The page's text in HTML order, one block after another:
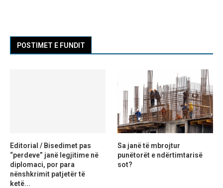
POSTIMET E FUNDIT
Editorial / Bisedimet pas
“perdeve” janë legjitime në
diplomaci, por para
nënshkrimit patjetër të
ketë...
Sa janë të mbrojtur
punëtorët e ndërtimtarisë
sot?